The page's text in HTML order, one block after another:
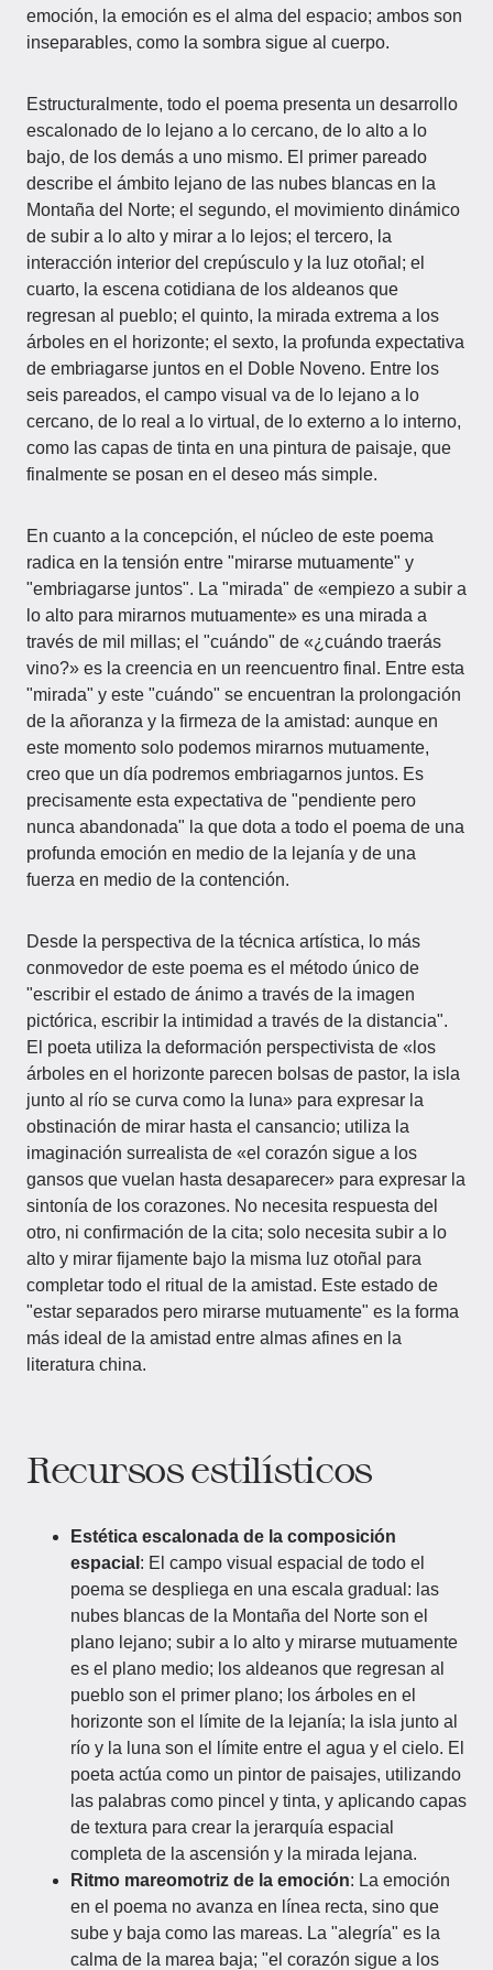
emoción, la emoción es el alma del espacio; ambos son
inseparables, como la sombra sigue al cuerpo.
Estructuralmente, todo el poema presenta un desarrollo
escalonado de lo lejano a lo cercano, de lo alto a lo
bajo, de los demás a uno mismo. El primer pareado
describe el ámbito lejano de las nubes blancas en la
Montaña del Norte; el segundo, el movimiento dinámico
de subir a lo alto y mirar a lo lejos; el tercero, la
interacción interior del crepúsculo y la luz otoñal; el
cuarto, la escena cotidiana de los aldeanos que
regresan al pueblo; el quinto, la mirada extrema a los
árboles en el horizonte; el sexto, la profunda expectativa
de embriagarse juntos en el Doble Noveno. Entre los
seis pareados, el campo visual va de lo lejano a lo
cercano, de lo real a lo virtual, de lo externo a lo interno,
como las capas de tinta en una pintura de paisaje, que
finalmente se posan en el deseo más simple.
En cuanto a la concepción, el núcleo de este poema
radica en la tensión entre "mirarse mutuamente" y
"embriagarse juntos". La "mirada" de «empiezo a subir a
lo alto para mirarnos mutuamente» es una mirada a
través de mil millas; el "cuándo" de «¿cuándo traerás
vino?» es la creencia en un reencuentro final. Entre esta
"mirada" y este "cuándo" se encuentran la prolongación
de la añoranza y la firmeza de la amistad: aunque en
este momento solo podemos mirarnos mutuamente,
creo que un día podremos embriagarnos juntos. Es
precisamente esta expectativa de "pendiente pero
nunca abandonada" la que dota a todo el poema de una
profunda emoción en medio de la lejanía y de una
fuerza en medio de la contención.
Desde la perspectiva de la técnica artística, lo más
conmovedor de este poema es el método único de
"escribir el estado de ánimo a través de la imagen
pictórica, escribir la intimidad a través de la distancia".
El poeta utiliza la deformación perspectivista de «los
árboles en el horizonte parecen bolsas de pastor, la isla
junto al río se curva como la luna» para expresar la
obstinación de mirar hasta el cansancio; utiliza la
imaginación surrealista de «el corazón sigue a los
gansos que vuelan hasta desaparecer» para expresar la
sintonía de los corazones. No necesita respuesta del
otro, ni confirmación de la cita; solo necesita subir a lo
alto y mirar fijamente bajo la misma luz otoñal para
completar todo el ritual de la amistad. Este estado de
"estar separados pero mirarse mutuamente" es la forma
más ideal de la amistad entre almas afines en la
literatura china.
Recursos estilísticos
Estética escalonada de la composición
espacial : El campo visual espacial de todo el
poema se despliega en una escala gradual: las
nubes blancas de la Montaña del Norte son el
plano lejano; subir a lo alto y mirarse mutuamente
es el plano medio; los aldeanos que regresan al
pueblo son el primer plano; los árboles en el
horizonte son el límite de la lejanía; la isla junto al
río y la luna son el límite entre el agua y el cielo. El
poeta actúa como un pintor de paisajes, utilizando
las palabras como pincel y tinta, y aplicando capas
de textura para crear la jerarquía espacial
completa de la ascensión y la mirada lejana.
Ritmo mareomotriz de la emoción: La emoción
en el poema no avanza en línea recta, sino que
sube y baja como las mareas. La "alegría" es la
calma de la marea baja; "el corazón sigue a los